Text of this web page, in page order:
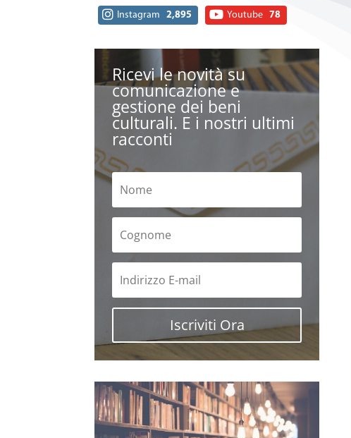
Instagram 2,895 Youtube 78
Ricevi le novità su
comunicazione e
gestione dei beni
culturali. E i nostri ultimi
racconti
Iscriviti Ora